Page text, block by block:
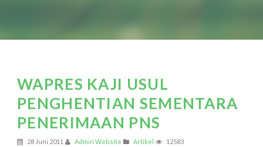
WAPRES KAJI USUL
PENGHENTIAN SEMENTARA
PENERIMAAN PNS
28 Juni 2011 Admin Website Artikel 12583